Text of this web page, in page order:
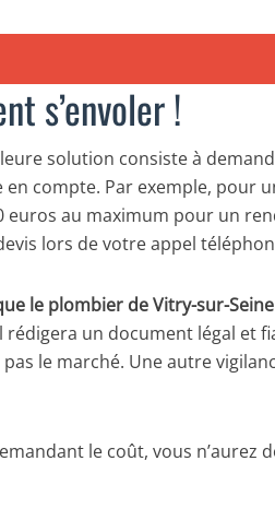
s’envoler !
solution consiste à
compte. Par exemple, pour
euros au maximum pour un
lors de votre appel
le plombier de Vitry-sur-
un document légal et
le marché. Une autre
le coût, vous